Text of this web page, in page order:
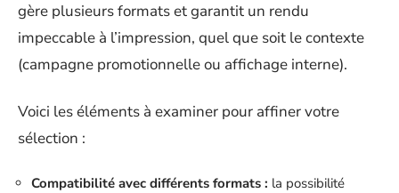
gère plusieurs formats et garantit un rendu
impeccable à l’impression, quel que soit le contexte
(campagne promotionnelle ou affichage interne).
Voici les éléments à examiner pour affiner votre
sélection :
Compatibilité avec différents formats : la possibilité